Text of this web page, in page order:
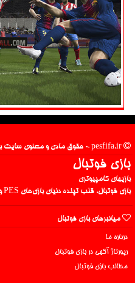
بازی فوتبال
بازیهای کامپیوتری
بازی فوتبال، قلب تپنده دنیای بازی‌های PES و FIFA
میانبرهای بازی فوتبال
درباره ما
رپورتاژ آگهی در بازی فوتبال
مطالب بازی فوتبال